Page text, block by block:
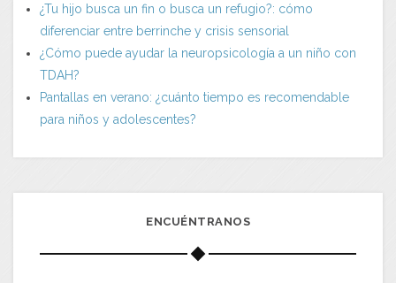
¿Tu hijo busca un fin o busca un refugio?: cómo
diferenciar entre berrinche y crisis sensorial
¿Cómo puede ayudar la neuropsicología a un niño con
TDAH?
Pantallas en verano: ¿cuánto tiempo es recomendable
para niños y adolescentes?
ENCUÉNTRANOS